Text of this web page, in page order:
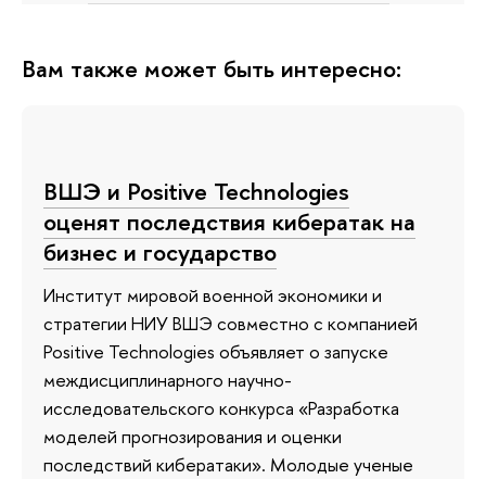
Вам также может быть интересно:
ВШЭ и Positive Technologies
оценят последствия кибератак на
бизнес и государство
Институт мировой военной экономики и
стратегии НИУ ВШЭ совместно с компанией
Positive Technologies объявляет о запуске
междисциплинарного научно-
исследовательского конкурса «Разработка
моделей прогнозирования и оценки
последствий кибератаки». Молодые ученые